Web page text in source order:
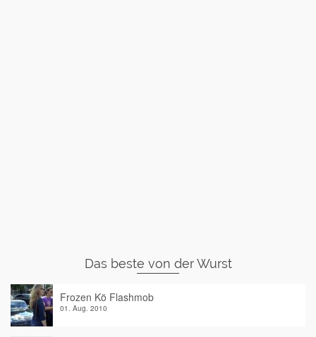
Das beste von der Wurst
Frozen Kö Flashmob
01. Aug. 2010